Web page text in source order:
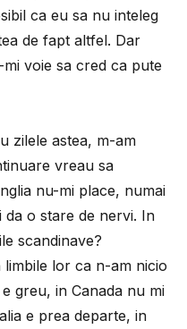
ca eu sa nu inteleg
de fapt altfel. Dar
voie sa cred ca pute
zilele astea, m-am
vreau sa
nu-mi place, numai
o stare de nervi. In
scandinave?
limbile lor ca n-am nicio
greu, in Canada nu mi
e prea departe, in